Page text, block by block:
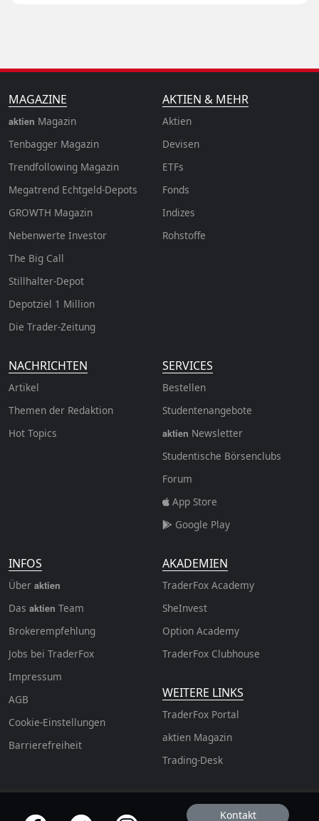
MAGAZINE
aktien Magazin
Tenbagger Magazin
Trendfollowing Magazin
Megatrend Echtgeld-Depots
GROWTH Magazin
Nebenwerte Investor
The Big Call
Stillhalter-Depot
Depotziel 1 Million
Die Trader-Zeitung
AKTIEN & MEHR
Aktien
Devisen
ETFs
Fonds
Indizes
Rohstoffe
NACHRICHTEN
Artikel
Themen der Redaktion
Hot Topics
SERVICES
Bestellen
Studentenangebote
aktien Newsletter
Studentische Börsenclubs
Forum
App Store
Google Play
INFOS
Über aktien
Das aktien Team
Brokerempfehlung
Jobs bei TraderFox
Impressum
AGB
Cookie-Einstellungen
Barrierefreiheit
AKADEMIEN
TraderFox Academy
SheInvest
Option Academy
TraderFox Clubhouse
WEITERE LINKS
TraderFox Portal
aktien Magazin
Trading-Desk
offizielle Social Media-Accounts Kontakt